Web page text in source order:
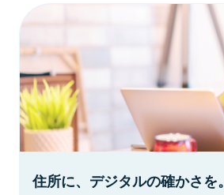
住所に、デジタルの確かさを。